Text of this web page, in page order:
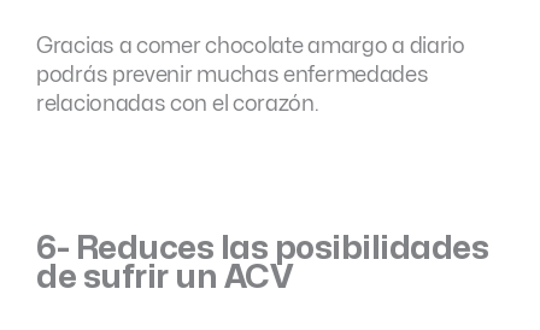
Gracias a comer chocolate amargo a diario
podrás prevenir muchas enfermedades
relacionadas con el corazón.
6- Reduces las posibilidades
de sufrir un ACV